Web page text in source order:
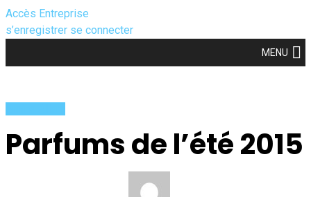
Accès Entreprise
s’enregistrer se connecter
MENU
Parfums de l’été 2015